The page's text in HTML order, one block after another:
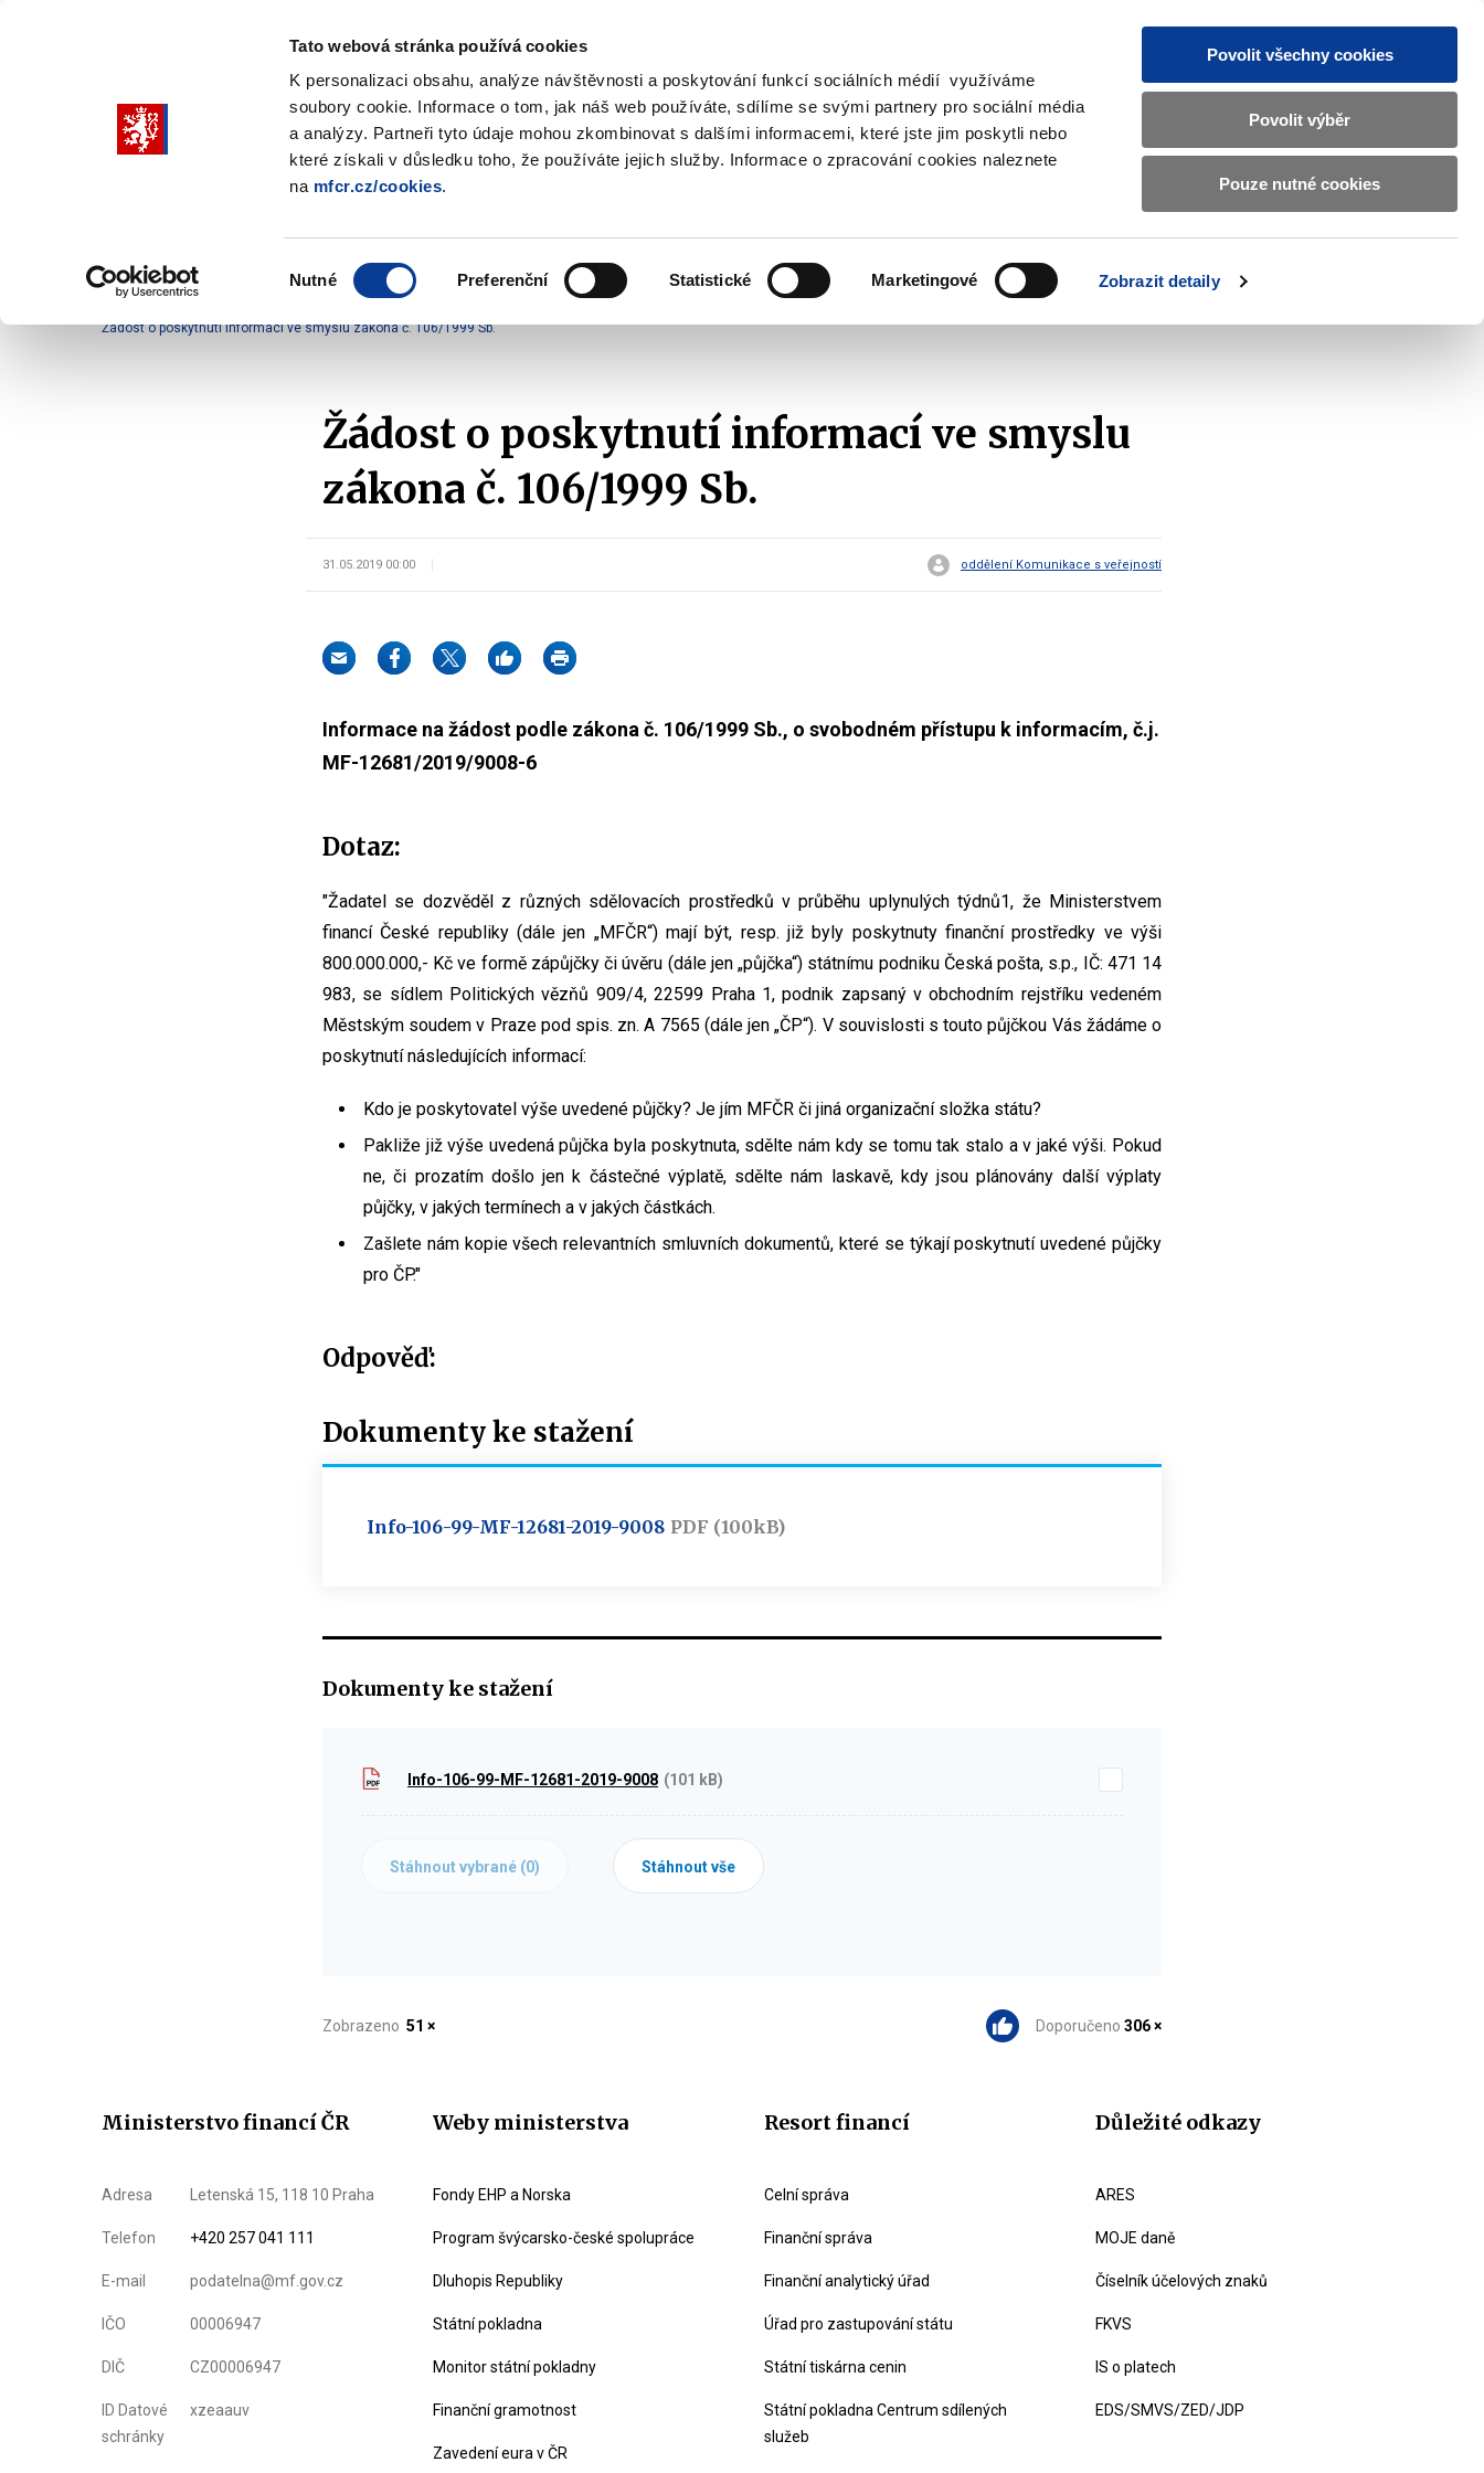
Tato webová stránka používá cookies
K personalizaci obsahu, analýze návštěvnosti a poskytování funkcí sociálních médií využíváme
soubory cookie. Informace o tom, jak náš web používáte, sdílíme se svými partnery pro sociální média
a analýzy. Partneři tyto údaje mohou zkombinovat s dalšími informacemi, které jste jim poskytli nebo
které získali v důsledku toho, že používáte jejich služby. Informace o zpracování cookies naleznete
na mfcr.cz/cookies.
Nutné Preferenční Statistické Marketingové Zobrazit detaily
Povolit všechny cookies
Povolit výběr
Pouze nutné cookies
Vyhledat
CZ EN
Základní
informace
o
Ministerstvu
financí
submenu
submenu
politika
submenu
submenu
účetnictví
submenu
EU
submenu
Služby veřejnosti Komunikace s veřejností Žádosti o informace dle zákona č. 106/1999 Sb. Seznam podaných žádostí
Žádost o poskytnutí informací ve smyslu zákona č. 106/1999 Sb.
Žádost o poskytnutí informací ve smyslu
zákona č. 106/1999 Sb.
31.05.2019 00:00 oddělení Komunikace s veřejností
Informace na žádost podle zákona č. 106/1999 Sb., o svobodném přístupu k informacím, č.j.
MF-12681/2019/9008-6
Dotaz:
"Žadatel se dozvěděl z různých sdělovacích prostředků v průběhu uplynulých týdnů1, že Ministerstvem
financí České republiky (dále jen „MFČR“) mají být, resp. již byly poskytnuty finanční prostředky ve výši
800.000.000,- Kč ve formě zápůjčky či úvěru (dále jen „půjčka“) státnímu podniku Česká pošta, s.p., IČ: 471 14
983, se sídlem Politických vězňů 909/4, 22599 Praha 1, podnik zapsaný v obchodním rejstříku vedeném
Městským soudem v Praze pod spis. zn. A 7565 (dále jen „ČP“). V souvislosti s touto půjčkou Vás žádáme o
poskytnutí následujících informací:
Kdo je poskytovatel výše uvedené půjčky? Je jím MFČR či jiná organizační složka státu?
Pakliže již výše uvedená půjčka byla poskytnuta, sdělte nám kdy se tomu tak stalo a v jaké výši. Pokud
ne, či prozatím došlo jen k částečné výplatě, sdělte nám laskavě, kdy jsou plánovány další výplaty
půjčky, v jakých termínech a v jakých částkách.
Zašlete nám kopie všech relevantních smluvních dokumentů, které se týkají poskytnutí uvedené půjčky
pro ČP."
Odpověď:
Dokumenty ke stažení
Info-106-99-MF-12681-2019-9008 PDF (100kB)
Dokumenty ke stažení
Info-106-99-MF-12681-2019-9008 (101 kB)
Stáhnout vybrané (0) Stáhnout vše
Zobrazeno 51 × Doporučeno 306 ×
Ministerstvo financí ČR
Adresa Letenská 15, 118 10 Praha
Telefon +420 257 041 111
E-mail podatelna@mf.gov.cz
IČO 00006947
DIČ CZ00006947
ID Datové
schránky
xzeaauv
Weby ministerstva
Fondy EHP a Norska
Program švýcarsko-české spolupráce
Dluhopis Republiky
Státní pokladna
Monitor státní pokladny
Finanční gramotnost
Zavedení eura v ČR
Resort financí
Celní správa
Finanční správa
Finanční analytický úřad
Úřad pro zastupování státu
Státní tiskárna cenin
Státní pokladna Centrum sdílených
služeb
Důležité odkazy
ARES
MOJE daně
Číselník účelových znaků
FKVS
IS o platech
EDS/SMVS/ZED/JDP